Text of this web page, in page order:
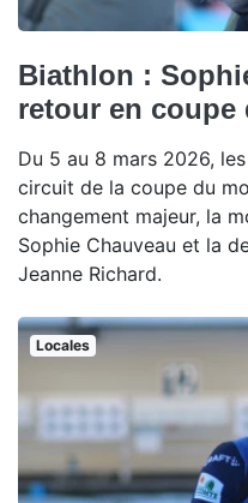
Biathlon :
retour en coupe
Du 5 au 8 mars 2026,
circuit de la coupe du
changement majeur, la
Sophie Chauveau et la
Jeanne Richard.
Locales